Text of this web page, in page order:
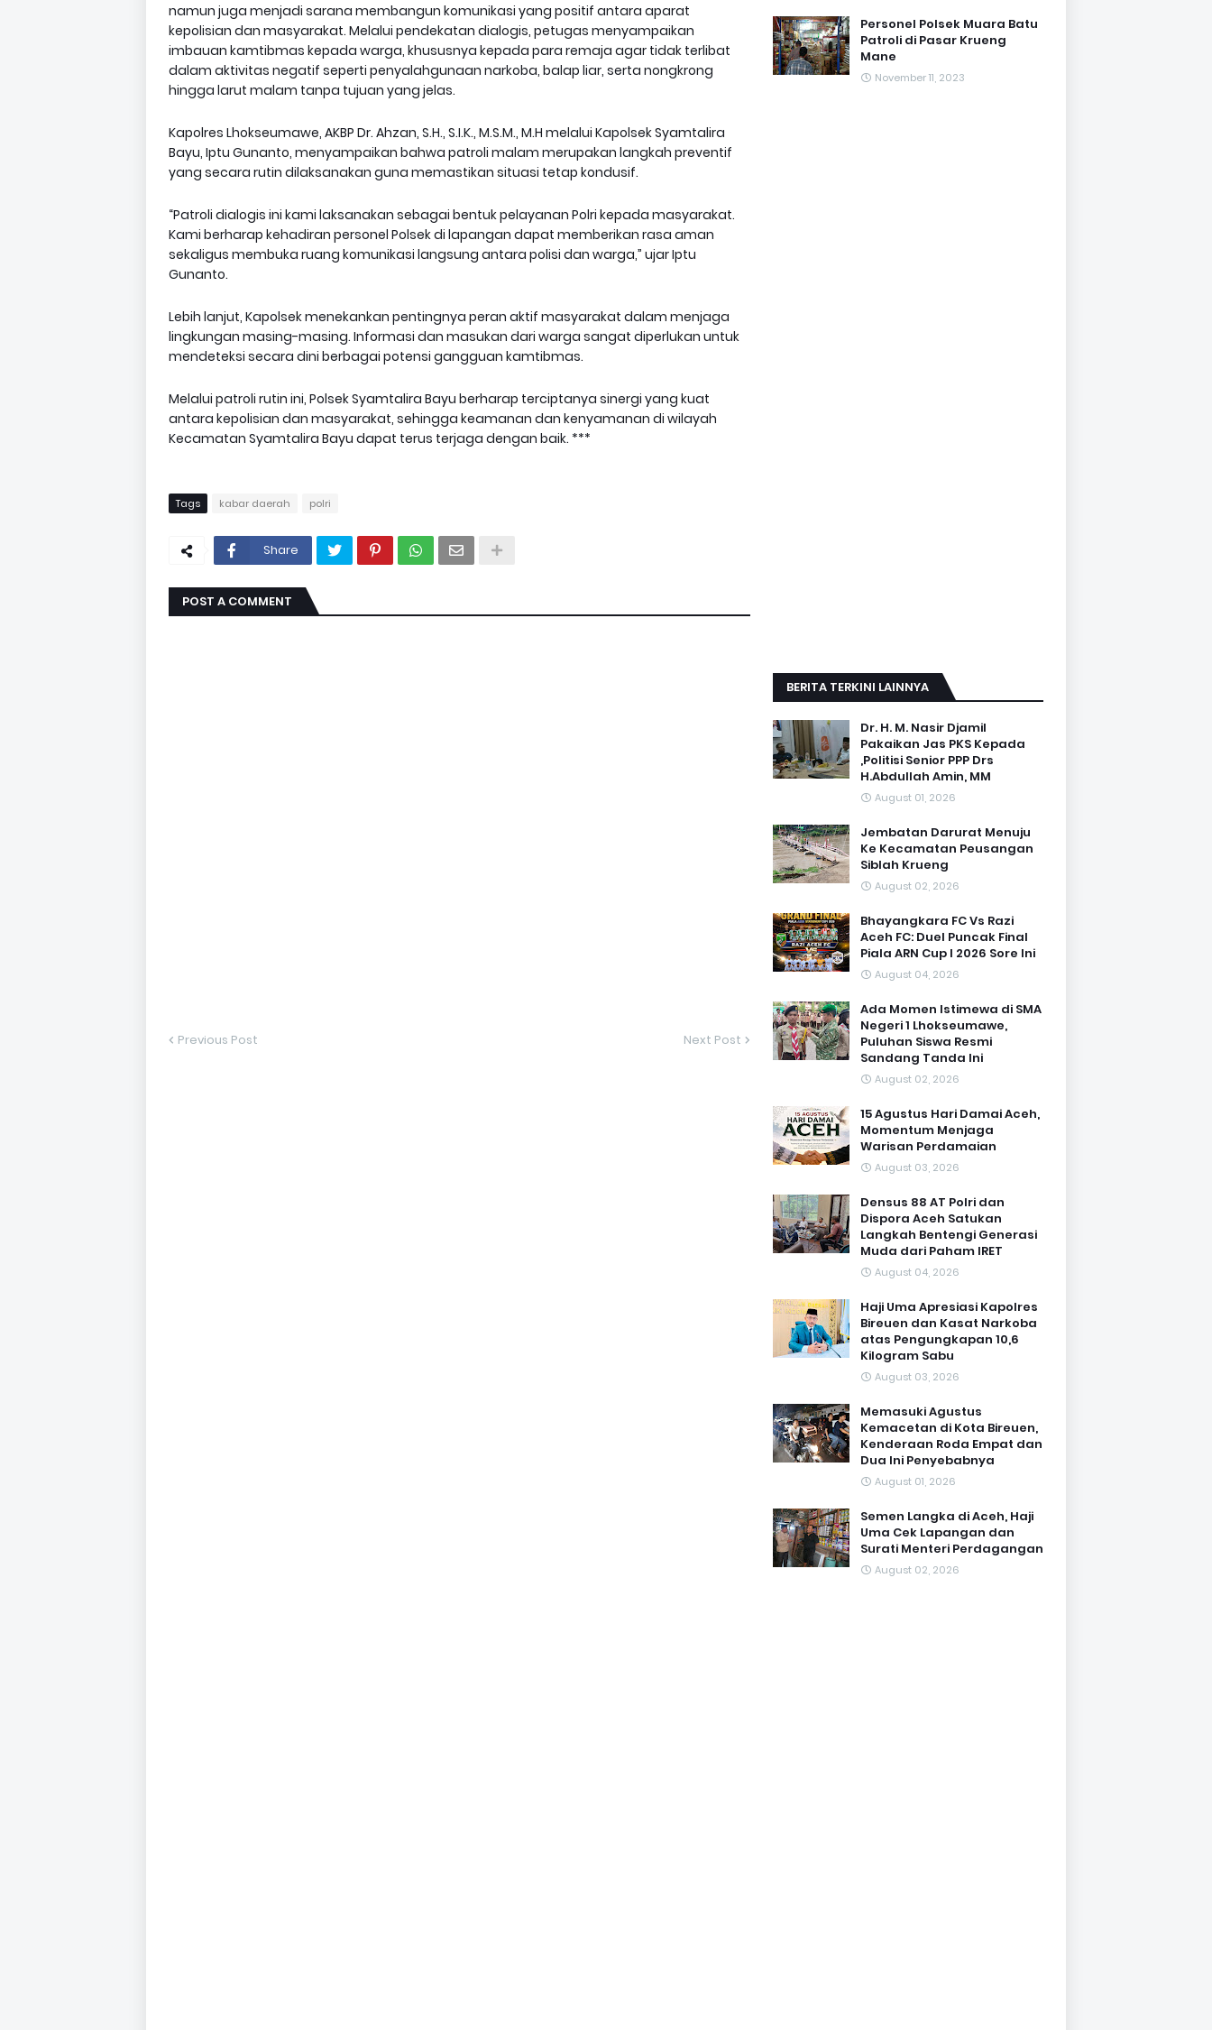
namun juga menjadi sarana membangun komunikasi yang positif antara aparat
kepolisian dan masyarakat. Melalui pendekatan dialogis, petugas menyampaikan
imbauan kamtibmas kepada warga, khususnya kepada para remaja agar tidak terlibat
dalam aktivitas negatif seperti penyalahgunaan narkoba, balap liar, serta nongkrong
hingga larut malam tanpa tujuan yang jelas.
Kapolres Lhokseumawe, AKBP Dr. Ahzan, S.H., S.I.K., M.S.M., M.H melalui Kapolsek Syamtalira
Bayu, Iptu Gunanto, menyampaikan bahwa patroli malam merupakan langkah preventif
yang secara rutin dilaksanakan guna memastikan situasi tetap kondusif.
“Patroli dialogis ini kami laksanakan sebagai bentuk pelayanan Polri kepada masyarakat.
Kami berharap kehadiran personel Polsek di lapangan dapat memberikan rasa aman
sekaligus membuka ruang komunikasi langsung antara polisi dan warga,” ujar Iptu
Gunanto.
Lebih lanjut, Kapolsek menekankan pentingnya peran aktif masyarakat dalam menjaga
lingkungan masing-masing. Informasi dan masukan dari warga sangat diperlukan untuk
mendeteksi secara dini berbagai potensi gangguan kamtibmas.
Melalui patroli rutin ini, Polsek Syamtalira Bayu berharap terciptanya sinergi yang kuat
antara kepolisian dan masyarakat, sehingga keamanan dan kenyamanan di wilayah
Kecamatan Syamtalira Bayu dapat terus terjaga dengan baik. ***
Tags kabar daerah polri
Share
POST A COMMENT
Previous Post Next Post
Personel Polsek Muara Batu
Patroli di Pasar Krueng
Mane
November 11, 2023
BERITA TERKINI LAINNYA
Dr. H. M. Nasir Djamil
Pakaikan Jas PKS Kepada
,Politisi Senior PPP Drs
H.Abdullah Amin, MM
August 01, 2026
Jembatan Darurat Menuju
Ke Kecamatan Peusangan
Siblah Krueng
August 02, 2026
Bhayangkara FC Vs Razi
Aceh FC: Duel Puncak Final
Piala ARN Cup I 2026 Sore Ini
August 04, 2026
Ada Momen Istimewa di SMA
Negeri 1 Lhokseumawe,
Puluhan Siswa Resmi
Sandang Tanda Ini
August 02, 2026
15 Agustus Hari Damai Aceh,
Momentum Menjaga
Warisan Perdamaian
August 03, 2026
Densus 88 AT Polri dan
Dispora Aceh Satukan
Langkah Bentengi Generasi
Muda dari Paham IRET
August 04, 2026
Haji Uma Apresiasi Kapolres
Bireuen dan Kasat Narkoba
atas Pengungkapan 10,6
Kilogram Sabu
August 03, 2026
Memasuki Agustus
Kemacetan di Kota Bireuen,
Kenderaan Roda Empat dan
Dua Ini Penyebabnya
August 01, 2026
Semen Langka di Aceh, Haji
Uma Cek Lapangan dan
Surati Menteri Perdagangan
August 02, 2026